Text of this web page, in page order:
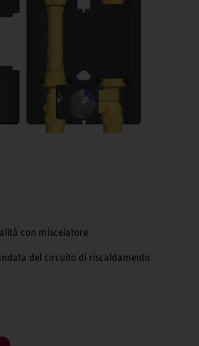
con miscelatore
del circuito di riscaldamento